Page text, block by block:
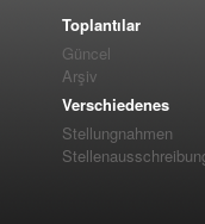
Toplantılar
Güncel
Arşiv
Verschiedenes
Stellungnahmen